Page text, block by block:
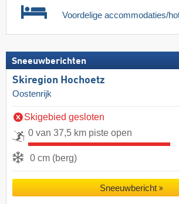
Voordelige accommodaties/
Sneeuwberichten
Skiregion Hochoetz
Oostenrijk
Skigebied gesloten
0 van 37,5 km piste open
0 cm (berg)
Sneeuwbericht